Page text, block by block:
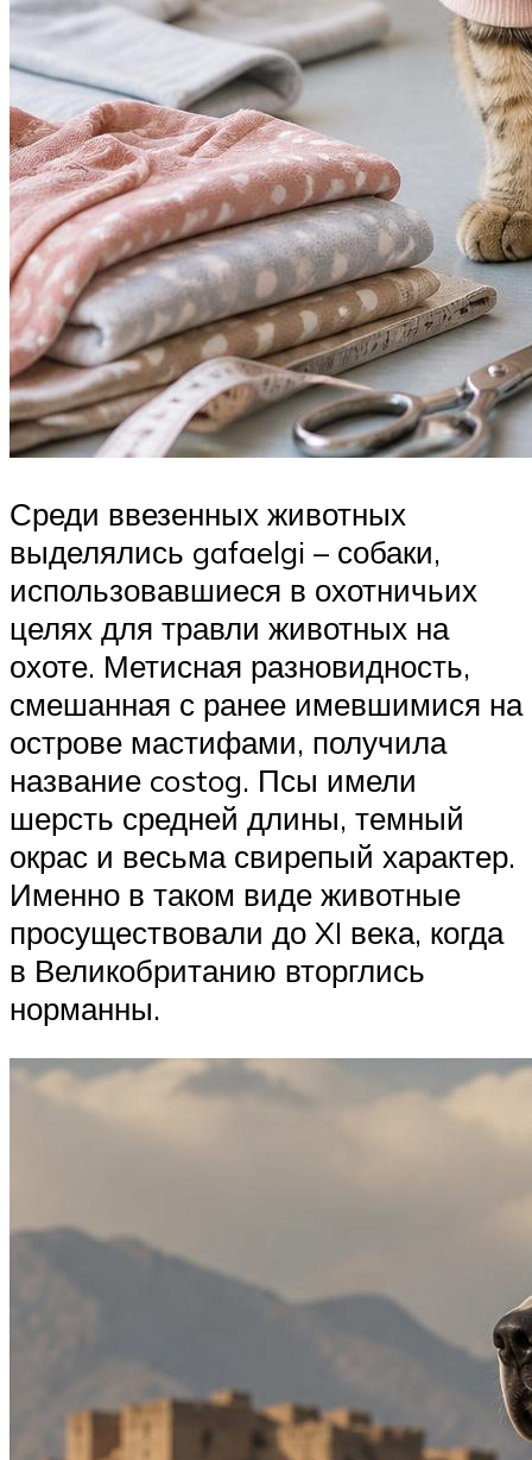
Среди ввезенных животных
выделялись gafaelgi – собаки,
использовавшиеся в охотничьих
целях для травли животных на
охоте. Метисная разновидность,
смешанная с ранее имевшимися на
острове мастифами, получила
название costog. Псы имели
шерсть средней длины, темный
окрас и весьма свирепый характер.
Именно в таком виде животные
просуществовали до XI века, когда
в Великобританию вторглись
норманны.